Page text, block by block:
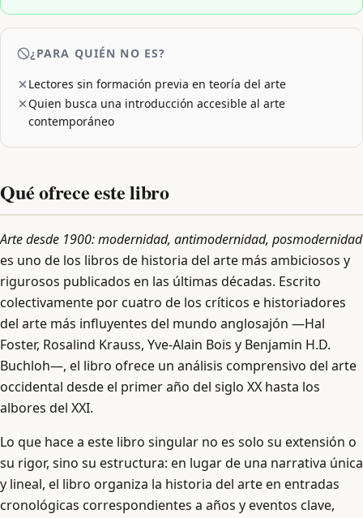
¿PARA QUIÉN NO ES?
Lectores sin formación previa en teoría del arte
Quien busca una introducción accesible al arte
contemporáneo
Qué ofrece este libro
Arte desde 1900: modernidad, antimodernidad, posmodernidad
es uno de los libros de historia del arte más ambiciosos y
rigurosos publicados en las últimas décadas. Escrito
colectivamente por cuatro de los críticos e historiadores
del arte más influyentes del mundo anglosajón —Hal
Foster, Rosalind Krauss, Yve-Alain Bois y Benjamin H.D.
Buchloh—, el libro ofrece un análisis comprensivo del arte
occidental desde el primer año del siglo XX hasta los
albores del XXI.
Lo que hace a este libro singular no es solo su extensión o
su rigor, sino su estructura: en lugar de una narrativa única
y lineal, el libro organiza la historia del arte en entradas
cronológicas correspondientes a años y eventos clave,